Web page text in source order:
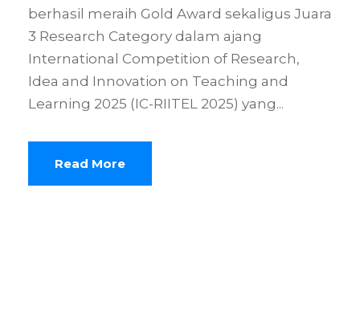
berhasil meraih Gold Award sekaligus Juara
3 Research Category dalam ajang
International Competition of Research,
Idea and Innovation on Teaching and
Learning 2025 (IC-RIITEL 2025) yang...
Read More